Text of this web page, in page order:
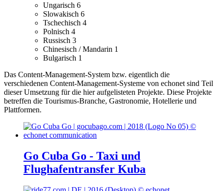
Ungarisch 6
Slowakisch 6
Tschechisch 4
Polnisch 4
Russisch 3
Chinesisch / Mandarin 1
Bulgarisch 1
Das Content-Management-System bzw. eigentlich die
verschiedenen Content-Management-Systeme von echonet sind Teil
dieser Umsetzung für die hier aufgelisteten Projekte. Diese Projekte
betreffen die Tourismus-Branche, Gastronomie, Hotellerie und
Plattformen.
Go Cuba Go - Taxi und
Flughafentransfer Kuba